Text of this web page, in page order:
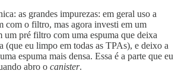
as grandes impurezas: em geral uso a
com o filtro, mas agora investi em um
um pré filtro com uma espuma que deixa
(que eu limpo em todas as TPAs), e deixo a
espuma mais densa. Essa é a parte que eu
abro o canister.